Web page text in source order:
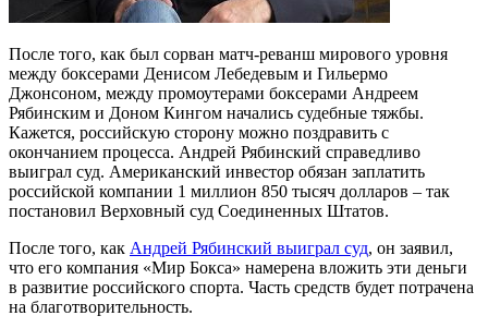
После того, как был сорван матч-реванш мирового уровня
между боксерами Денисом Лебедевым и Гильермо
Джонсоном, между промоутерами боксерами Андреем
Рябинским и Доном Кингом начались судебные тяжбы.
Кажется, российскую сторону можно поздравить с
окончанием процесса. Андрей Рябинский справедливо
выиграл суд. Американский инвестор обязан заплатить
российской компании 1 миллион 850 тысяч долларов – так
постановил Верховный суд Соединенных Штатов.
После того, как Андрей Рябинский выиграл суд, он заявил,
что его компания «Мир Бокса» намерена вложить эти деньги
в развитие российского спорта. Часть средств будет потрачена
на благотворительность.